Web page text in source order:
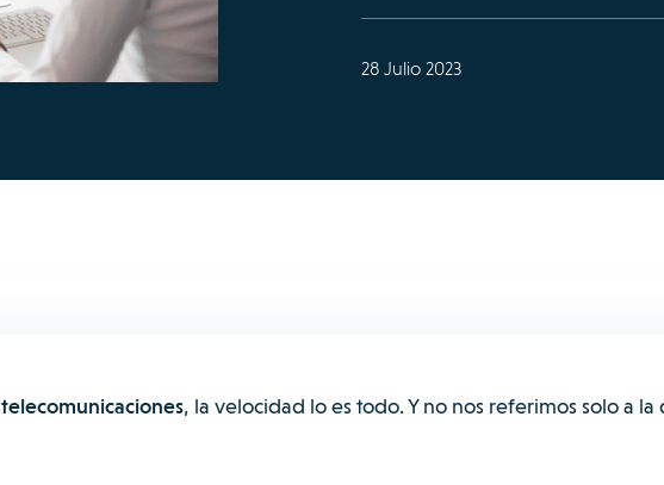
28 Julio 2023
telecomunicaciones, la velocidad lo es todo. Y no nos referimos solo a la